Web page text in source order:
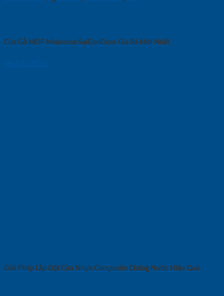
Cửa Gỗ MDF Melamine SaiGonDoor Gía Rẻ Mới Nhất
08/01/2025
Giải Pháp Lắp Đặt Cửa Nhựa Composite Chống Nước Hiệu Quả